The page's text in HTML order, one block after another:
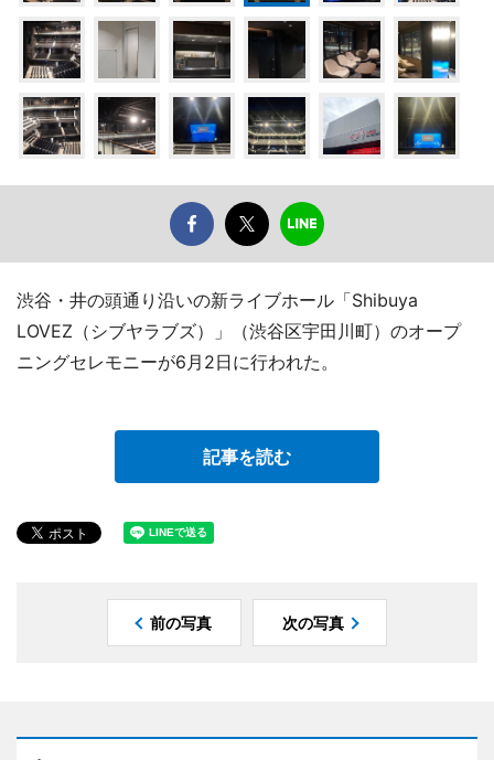
渋谷・井の頭通り沿いの新ライブホール「Shibuya
LOVEZ（シブヤラブズ）」（渋谷区宇田川町）のオープ
ニングセレモニーが6月2日に行われた。
記事を読む
前の写真 次の写真